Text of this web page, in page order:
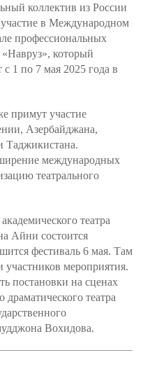
коллектив из России
в Международном
профессиональных
«Навруз», который
с 1 по 7 мая 2025 года в
примут участие
Азербайджана,
Таджикистана.
международных
театрального
театра
Айни состоится
фестиваль 6 мая. Там
участников мероприятия.
постановки на сценах
драматического театра
Вохидова.